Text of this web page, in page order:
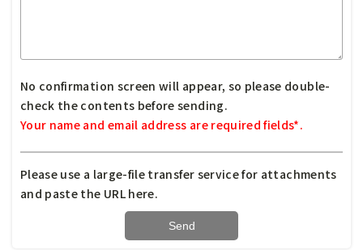
No confirmation screen will appear, so please double-
check the contents before sending.
Your name and email address are required fields*.
Please use a large-file transfer service for attachments
and paste the URL here.